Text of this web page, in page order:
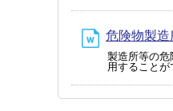
危険物製
製造所等の危
用することが